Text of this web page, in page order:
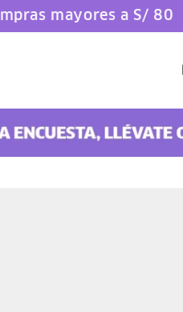
mayores a S/ 80